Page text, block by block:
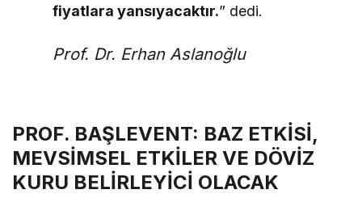
fiyatlara yansıyacaktır.” dedi.
Prof. Dr. Erhan Aslanoğlu
PROF. BAŞLEVENT: BAZ ETKİSİ,
MEVSİMSEL ETKİLER VE DÖVİZ
KURU BELİRLEYİCİ OLACAK